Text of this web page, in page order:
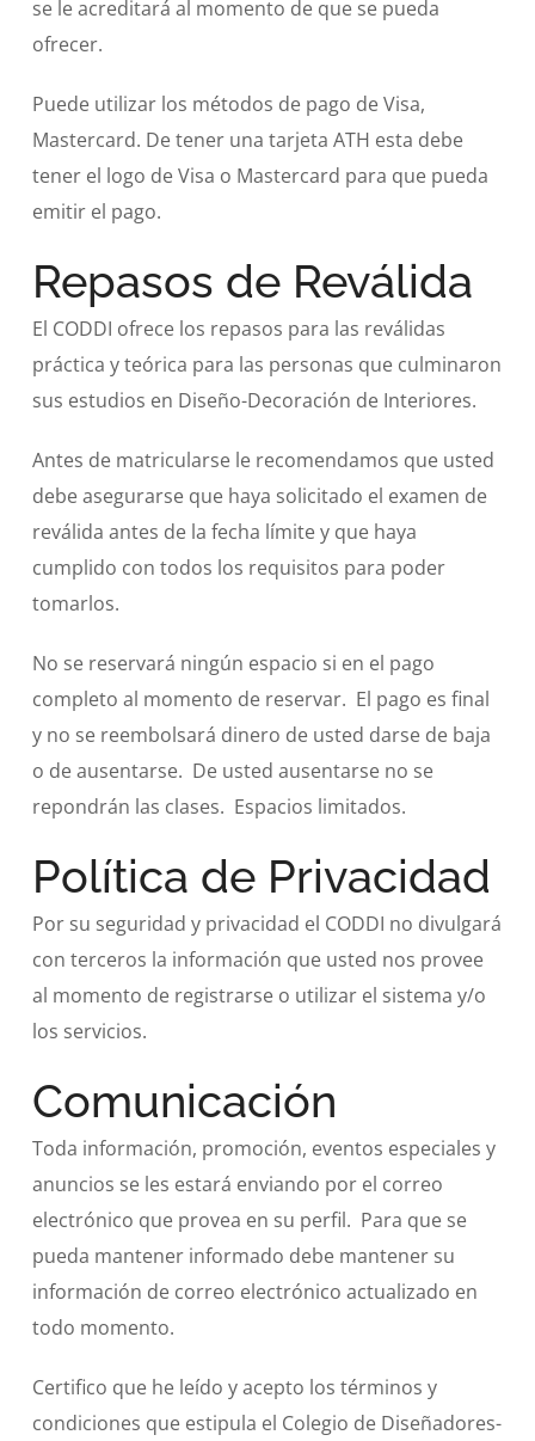
se le acreditará al momento de que se pueda
ofrecer.
Puede utilizar los métodos de pago de Visa,
Mastercard. De tener una tarjeta ATH esta debe
tener el logo de Visa o Mastercard para que pueda
emitir el pago.
Repasos de Reválida
El CODDI ofrece los repasos para las reválidas
práctica y teórica para las personas que culminaron
sus estudios en Diseño-Decoración de Interiores.
Antes de matricularse le recomendamos que usted
debe asegurarse que haya solicitado el examen de
reválida antes de la fecha límite y que haya
cumplido con todos los requisitos para poder
tomarlos.
No se reservará ningún espacio si en el pago
completo al momento de reservar. El pago es final
y no se reembolsará dinero de usted darse de baja
o de ausentarse. De usted ausentarse no se
repondrán las clases. Espacios limitados.
Política de Privacidad
Por su seguridad y privacidad el CODDI no divulgará
con terceros la información que usted nos provee
al momento de registrarse o utilizar el sistema y/o
los servicios.
Comunicación
Toda información, promoción, eventos especiales y
anuncios se les estará enviando por el correo
electrónico que provea en su perfil. Para que se
pueda mantener informado debe mantener su
información de correo electrónico actualizado en
todo momento.
Certifico que he leído y acepto los términos y
condiciones que estipula el Colegio de Diseñadores-